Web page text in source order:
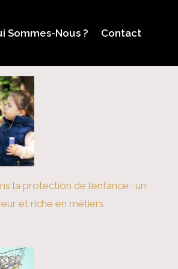
Sommes-Nous ? Contact
la protection de l’enfance : un
et riche en métiers